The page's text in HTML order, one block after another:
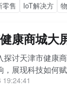
零售 IoT解决方
康商城大
探讨天津市健康
，展现科技如何